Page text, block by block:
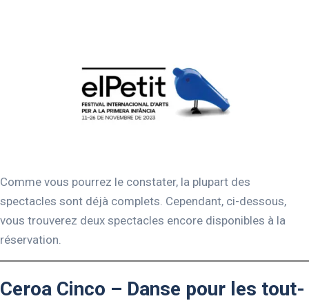
Comme vous pourrez le constater, la plupart des
spectacles sont déjà complets. Cependant, ci-dessous,
vous trouverez deux spectacles encore disponibles à la
réservation.
Ceroa Cinco – Danse pour les tout-